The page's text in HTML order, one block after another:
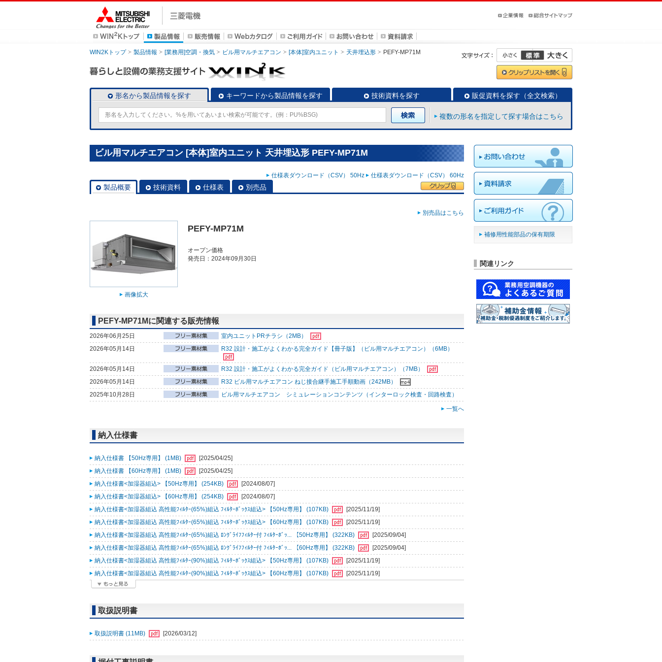
WIN2Kトップ 製品情報 [業務用]空調・換気 ビル用マルチエアコン [本体]室内ユニット 天井埋込形 PEFY-MP71M
形名から製品情報を探す キーワードから製品情報を探す 技術資料を探す 販促資料を探す（全文検索）
複数の形名を指定して探す場合はこちら
ビル用マルチエアコン [本体]室内ユニット 天井埋込形 PEFY-MP71M
仕様表ダウンロード（CSV） 50Hz 仕様表ダウンロード（CSV） 60Hz
製品概要 技術資料 仕様表 別売品
別売品はこちら
画像拡大
PEFY-MP71M
オープン価格
発売日：2024年09月30日
PEFY-MP71Mに関連する販売情報
2026年06月25日
室内ユニットPRチラシ（2MB）
2026年05月14日
R32 設計・施工がよくわかる完全ガイド【冊子版】（ビル用マルチエアコン）（6MB）
2026年05月14日
R32 設計・施工がよくわかる完全ガイド（ビル用マルチエアコン）（7MB）
2026年05月14日
R32 ビル用マルチエアコン ねじ接合継手施工手順動画（242MB）
2025年10月28日
ビル用マルチエアコン シミュレーションコンテンツ（インターロック検査・回路検査）
一覧へ
納入仕様書
納入仕様書 【50Hz専用】 (1MB)
[2025/04/25]
納入仕様書 【60Hz専用】 (1MB)
[2025/04/25]
納入仕様書<加湿器組込> 【50Hz専用】 (254KB)
[2024/08/07]
納入仕様書<加湿器組込> 【60Hz専用】 (254KB)
[2024/08/07]
納入仕様書<加湿器組込 高性能ﾌｨﾙﾀｰ(65%)組込 ﾌｨﾙﾀｰﾎﾞｯｸｽ組込> 【50Hz専用】 (107KB)
[2025/11/19]
納入仕様書<加湿器組込 高性能ﾌｨﾙﾀｰ(65%)組込 ﾌｨﾙﾀｰﾎﾞｯｸｽ組込> 【60Hz専用】 (107KB)
[2025/11/19]
納入仕様書<加湿器組込 高性能ﾌｨﾙﾀｰ(65%)組込 ﾛﾝｸﾞﾗｲﾌﾌｨﾙﾀｰ付 ﾌｨﾙﾀｰﾎﾞｯ... 【50Hz専用】 (322KB)
[2025/09/04]
納入仕様書<加湿器組込 高性能ﾌｨﾙﾀｰ(65%)組込 ﾛﾝｸﾞﾗｲﾌﾌｨﾙﾀｰ付 ﾌｨﾙﾀｰﾎﾞｯ... 【60Hz専用】 (322KB)
[2025/09/04]
納入仕様書<加湿器組込 高性能ﾌｨﾙﾀｰ(90%)組込 ﾌｨﾙﾀｰﾎﾞｯｸｽ組込> 【50Hz専用】 (107KB)
[2025/11/19]
納入仕様書<加湿器組込 高性能ﾌｨﾙﾀｰ(90%)組込 ﾌｨﾙﾀｰﾎﾞｯｸｽ組込> 【60Hz専用】 (107KB)
[2025/11/19]
取扱説明書
取扱説明書 (11MB) [2026/03/12]
補修用性能部品の保有期限
関連リンク